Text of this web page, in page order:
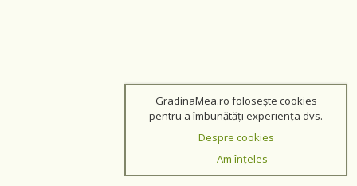
GradinaMea.ro folosește cookies
pentru a îmbunătăți experiența dvs.
Despre cookies
Am înțeles